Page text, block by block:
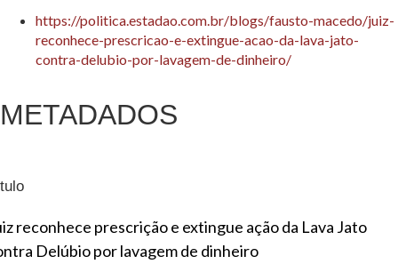
https://politica.estadao.com.br/blogs/fausto-macedo/juiz-
reconhece-prescricao-e-extingue-acao-da-lava-jato-
contra-delubio-por-lavagem-de-dinheiro/
METADADOS
reconhece prescrição e extingue ação da Lava Jato
Delúbio por lavagem de dinheiro